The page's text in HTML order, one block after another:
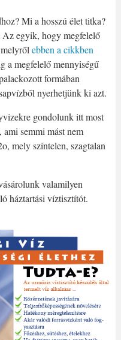
Mi a hosszú élet titka?
egyik, hogy megfelelő
ebben a cikkben
a megfelelő mennyiségű
formában
nyerhetjünk ki azt.
gondolunk itt most
semmi mást nem
mely színtelen, szagtalan
valamilyen
háztartási víztisztítót.